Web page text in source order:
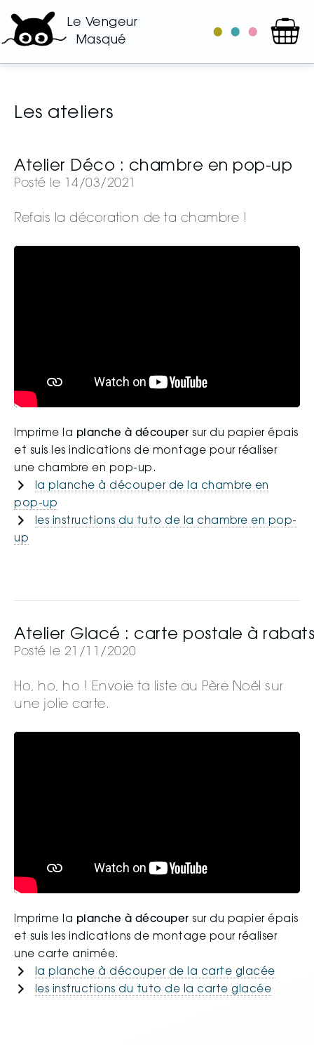
Le Vengeur
Masqué
le
les
les
Les ateliers
Atelier Déco : chambre en pop-up
Posté le 14/03/2021
Refais la décoration de ta chambre !
Imprime la planche à découper sur du papier épais
et suis les indications de montage pour réaliser
une chambre en pop-up.
la planche à découper de la chambre en
pop-up
les instructions du tuto de la chambre en pop-
up
Atelier Glacé : carte postale à rabats
Posté le 21/11/2020
Ho, ho, ho ! Envoie ta liste au Père Noël sur
une jolie carte.
Imprime la planche à découper sur du papier épais
et suis les indications de montage pour réaliser
une carte animée.
la planche à découper de la carte glacée
les instructions du tuto de la carte glacée